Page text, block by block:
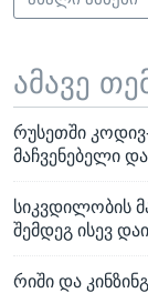
ამავე
რუსეთში
მაჩვენებელი
სიკვდილობის
შემდეგ ისევ
რიში და